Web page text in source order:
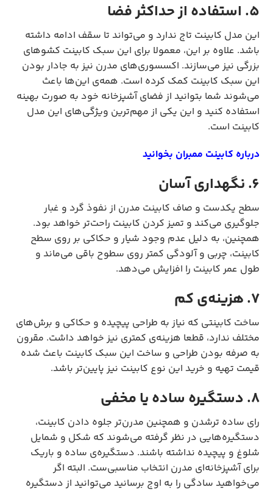
5. استفاده از حداکثر فضا
این مدل کابینت تاج ندارد و می‌تواند تا سقف ادامه داشته
باشد. علاوه بر این، معمولا برای این سبک کابینت کشوهای
بزرگی نیز می‌سازند. اکسسوری‌های مدرن نیز به جادار بودن
این سبک کابینت کمک کرده است. همه‌ی این‌ها باعث
می‌شوند شما بتوانید از فضای آشپزخانه خود به صورت بهینه
استفاده کنید و این یکی از مهم‌ترین ویژگی‌های این مدل
کابینت است.
درباره کابینت ممبران بخوانید
6. نگهداری آسان
سطح یکدست و صاف کابینت مدرن از نفوذ گرد و غبار
جلوگیری می‌کند و تمیز کردن کابینت راحت‌تر خواهد بود.
همچنین، به دلیل عدم وجود شیار و حکاکی بر روی سطح
کابینت، چربی و آلودگی کمتر روی سطوح باقی می‌ماند و
طول عمر کابینت را افزایش می‌دهد.
7. هزینه‌ی کم
ساخت کابینتی که نیاز به طراحی پیچیده و حکاکی و برش‌های
مختلف ندارد، قطعا هزینه‌ی کمتری نیز خواهد داشت. مقرون
به صرفه بودن طراحی و ساخت این سبک کابینت باعث شده
قیمت تهیه و خرید این نوع کابینت نیز پایین‌تر باشد.
8. دستگیره ساده یا مخفی
رای ساده ترشدن و همچنین مدرن‌تر جلوه دادن کابینت،
دستگیره‌هایی در نظر گرفته می‌شوند که شکل و شمایل
شلوغ و پیچیده نداشته باشند. دستگیره‌ی ساده و باریک
برای آشپزخانه‌ای مدرن انتخاب مناسبی‌ست. البته اگر
می‌خواهید سادگی را به اوج برسانید می‌توانید از دستگیره